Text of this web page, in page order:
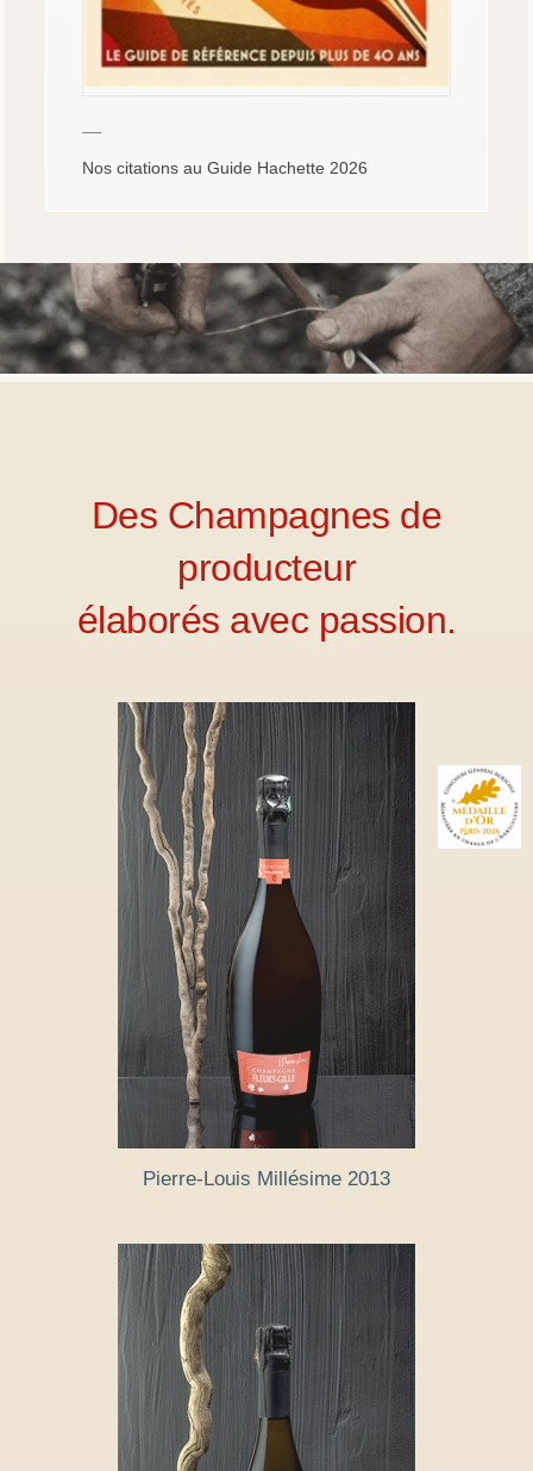
—
Nos citations au Guide Hachette 2026
Des Champagnes de
producteur
élaborés avec passion.
Pierre-Louis Millésime 2013